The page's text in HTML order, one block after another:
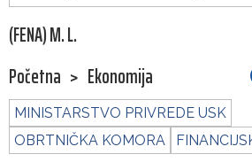
(FENA) M. L.
Početna > Ekonomija
MINISTARSTVO PRIVREDE USK
OBRTNIČKA KOMORA